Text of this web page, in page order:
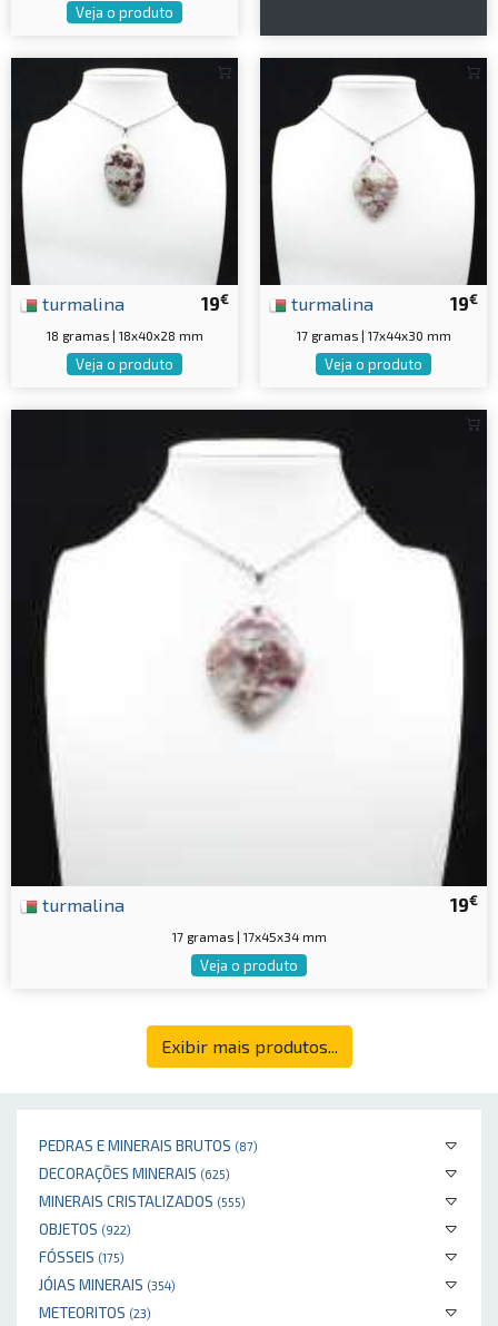
PEDRAS E MINERAIS BRUTOS (87)
DECORAÇÕES MINERAIS (625)
MINERAIS CRISTALIZADOS (555)
OBJETOS (922)
FÓSSEIS (175)
JÓIAS MINERAIS (354)
METEORITOS (23)
Veja o produto
19€
turmalina
18 gramas | 18x40x28 mm
Veja o produto
19€
turmalina
17 gramas | 17x44x30 mm
Veja o produto
19€
turmalina
17 gramas | 17x45x34 mm
Veja o produto
Exibir mais produtos...